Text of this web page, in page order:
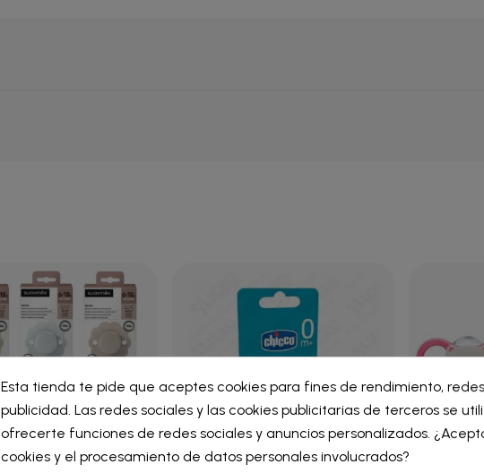
Nombre de la lista de deseos
Iniciar sesión
Debe iniciar sesión para guardar productos en su lista de deseos.
Esta tienda te pide que aceptes cookies para fines de rendimiento,
publicidad. Las redes sociales y las cookies publicitarias de terceros se
ofrecerte funciones de redes sociales y anuncios personalizados.
cookies y el procesamiento de datos personales involucrados?